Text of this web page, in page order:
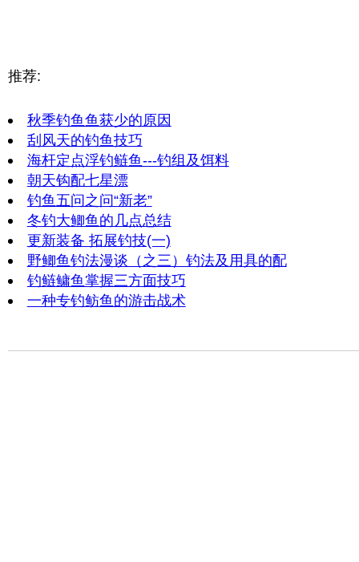
推荐:
秋季钓鱼鱼获少的原因
刮风天的钓鱼技巧
海杆定点浮钓鲢鱼---钓组及饵料
朝天钩配七星漂
钓鱼五问之问“新老”
冬钓大鲫鱼的几点总结
更新装备 拓展钓技(一)
野鲫鱼钓法漫谈（之三）钓法及用具的配
钓鲢鳙鱼掌握三方面技巧
一种专钓鲂鱼的游击战术